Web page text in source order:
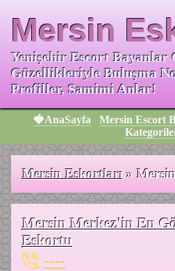
Mersin
Yenişehir Escort Bayanlar
Güzellikleriyle Buluşma
Profiller, Samimi Anlar!
🍓AnaSayfa Mersin Escort
Mersin Eskortları »
Mersin Merkez'in En
Eskortu
----